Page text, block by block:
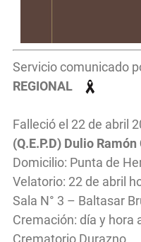
Servicio comunicado
REGIONAL
Falleció el 22 de abril
(Q.E.P.D) Dulio
Domicilio: Punta de
Velatorio: 22 de abril
Sala N° 3 – Baltasar
Cremación: día y hora
Crematorio Durazno